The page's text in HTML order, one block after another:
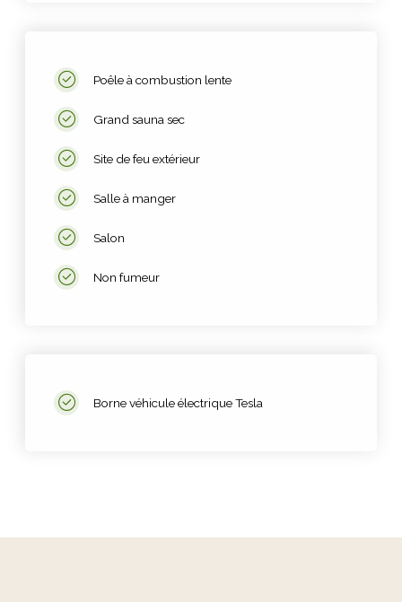
Poêle à combustion lente
Grand sauna sec
Site de feu extérieur
Salle à manger
Salon
Non fumeur
Borne véhicule électrique Tesla